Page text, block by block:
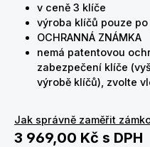
v ceně 3 klíče
výroba klíčů pouze
OCHRANNÁ ZNÁMKA
nemá patentovou
zabezpečení klíče
výrobě klíčů), zvolte
Jak správně zaměřit
3 969,00 Kč s DPH